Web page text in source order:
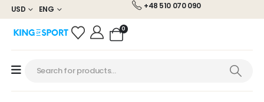
USD ENG +48 510 070 090
0